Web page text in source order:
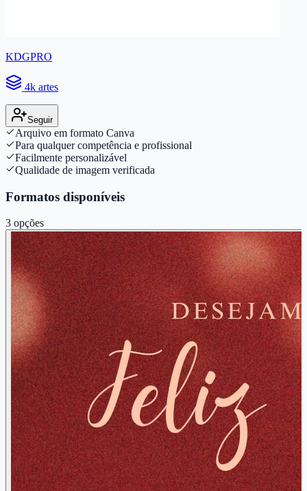
KDGPRO
4k artes
Seguir
Arquivo em formato Canva
Para qualquer competência e profissional
Facilmente personalizável
Qualidade de imagem verificada
Formatos disponíveis
3 opções